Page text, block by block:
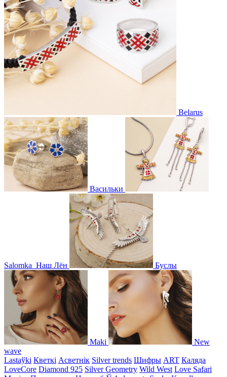
Belarus
Васильки
Salomka Наш Лён Буслы
Maki
New
wave
Lastaўki Кветкі Асветнiк Silver trends Шифры ART Каляда
LoveCore Diamond 925 Silver Geometry Wild West Love Safari